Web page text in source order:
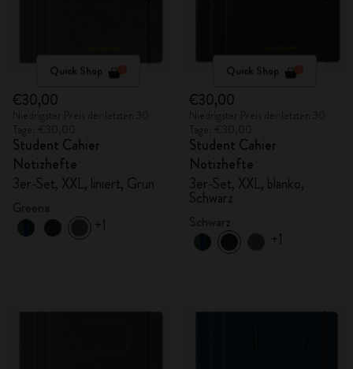
Quick Shop
€30,00
Student Cahier
Notizhefte
3er-Set, XXL, liniert, Grün
+1
Quick Shop
€30,00
Student Cahier
Notizhefte
3er-Set, XXL, blanko,
Schwarz
+1